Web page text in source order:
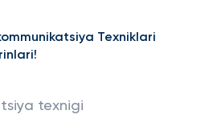
Texniklari
texnigi